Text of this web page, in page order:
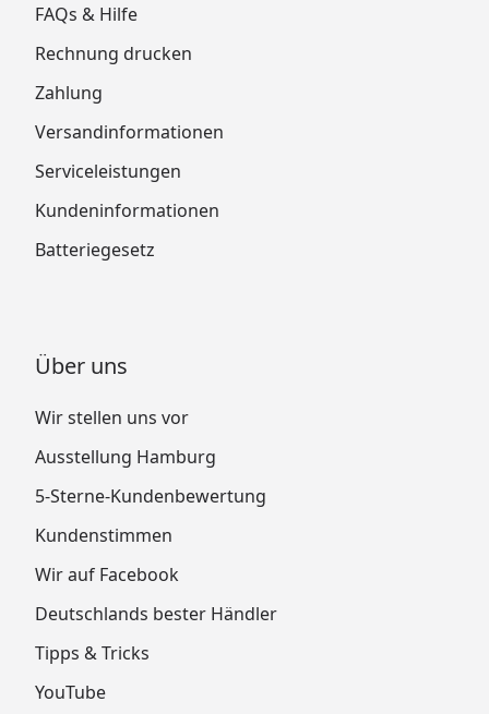
FAQs & Hilfe
Rechnung drucken
Zahlung
Versandinformationen
Serviceleistungen
Kundeninformationen
Batteriegesetz
Über uns
Wir stellen uns vor
Ausstellung Hamburg
5-Sterne-Kundenbewertung
Kundenstimmen
Wir auf Facebook
Deutschlands bester Händler
Tipps & Tricks
YouTube